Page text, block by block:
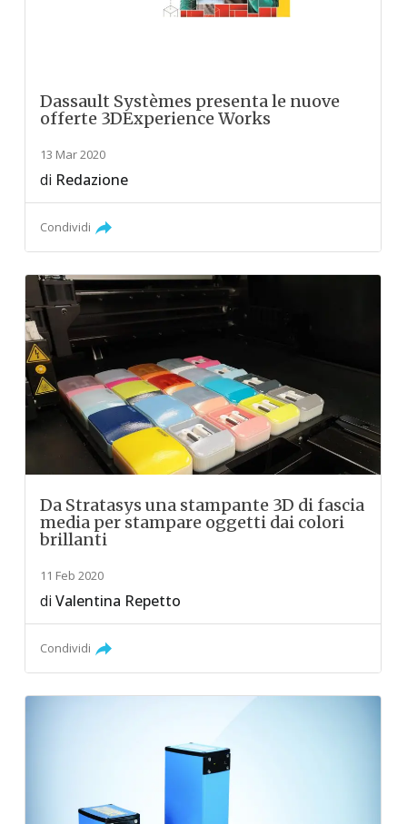
Dassault Systèmes presenta le nuove
offerte 3DExperience Works
13 Mar 2020
di Redazione
Condividi
Da Stratasys una stampante 3D di fascia
media per stampare oggetti dai colori
brillanti
11 Feb 2020
diValentina Repetto
Condividi